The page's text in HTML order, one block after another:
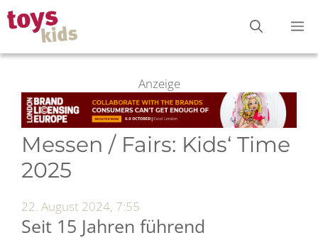
Zum
Inhalt
springen
Anzeige
Messen / Fairs: Kids‘ Time
2025
22. August 2024, 7:55
Seit 15 Jahren führend